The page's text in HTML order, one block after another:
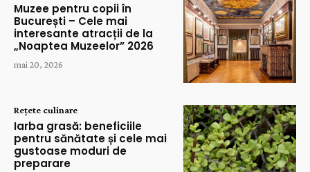
Muzee pentru copii în
București – Cele mai
interesante atracții de la
„Noaptea Muzeelor” 2026
mai 20, 2026
Rețete culinare
Iarba grasă: beneficiile
pentru sănătate și cele mai
gustoase moduri de
preparare